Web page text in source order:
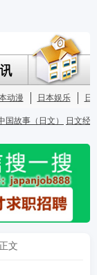
文